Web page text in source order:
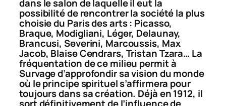
dans le salon de laquelle il eut la
possibilité de rencontrer la société la plus
choisie du Paris des arts : Picasso,
Braque, Modigliani, Léger, Delaunay,
Brancusi, Severini, Marcoussis, Max
Jacob, Blaise Cendrars, Tristan Tzara… La
fréquentation de ce milieu permit à
Survage d’approfondir sa vision du monde
où le principe spirituel s’affirmera pour
toujours dans sa création. Déjà en 1912, il
sort définitivement de l’influence de